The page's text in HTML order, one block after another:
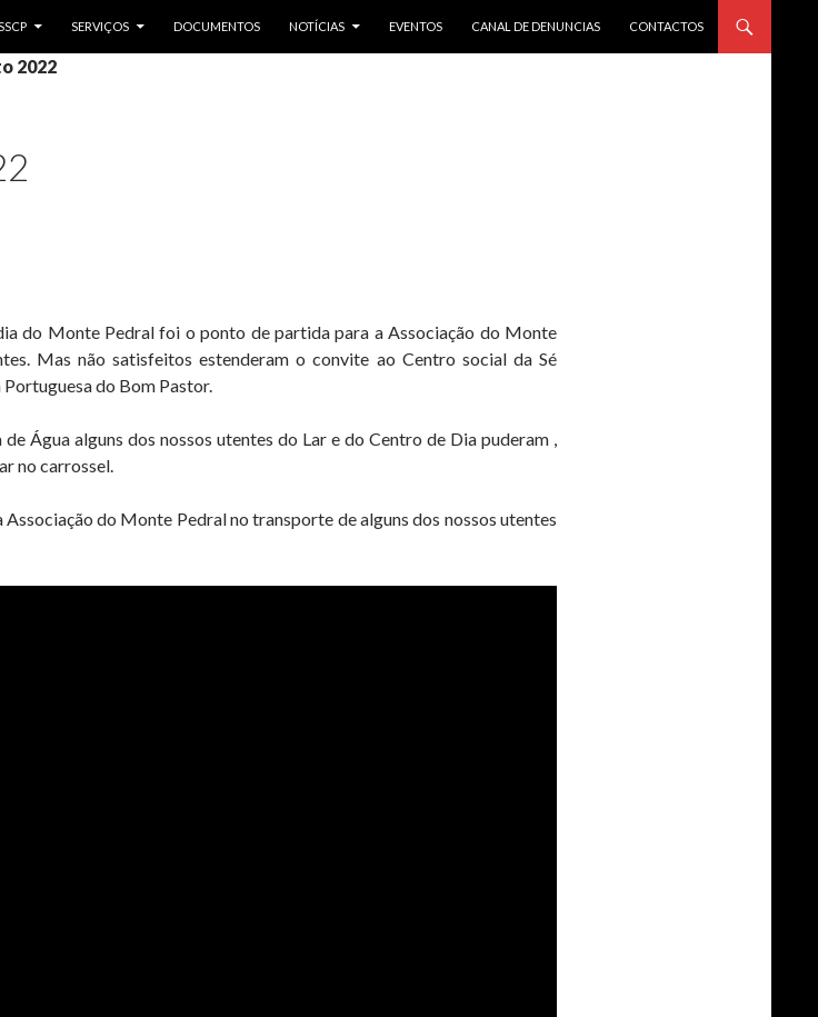
SERVIÇOS DOCUMENTOS NOTÍCIAS EVENTOS CANAL DE DENUNCIAS CONTACTOS
2022
do Monte Pedral foi o ponto de partida para a Associação do Monte
Mas não satisfeitos estenderam o convite ao Centro social da Sé
do Bom Pastor.
Água alguns dos nossos utentes do Lar e do Centro de Dia puderam ,
no carrossel.
do Monte Pedral no transporte de alguns dos nossos utentes